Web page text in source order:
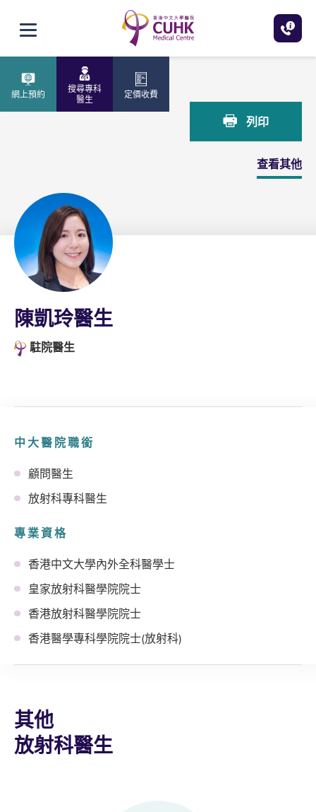
打開選單
網上預約
搜尋專科
醫生
定價收費
主頁 陳凱玲醫生
列印
查看其他
陳凱玲醫生
駐院醫生
中大醫院職銜
顧問醫生
放射科專科醫生
專業資格
香港中文大學內外全科醫學士
皇家放射科醫學院院士
香港放射科醫學院院士
香港醫學專科學院院士(放射科)
其他
放射科醫生